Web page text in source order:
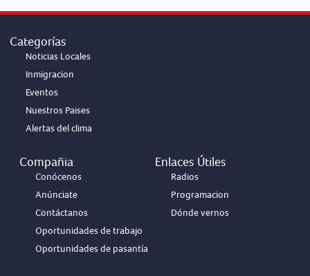
Categorías
Noticias Locales
Inmigracion
Eventos
Nuestros Paises
Alertas del clima
Compañia
Conócenos
Anúnciate
Contáctanos
Oportunidades de trabajo
Oportunidades de pasantía
Enlaces Útiles
Radios
Programacion
Dónde vernos